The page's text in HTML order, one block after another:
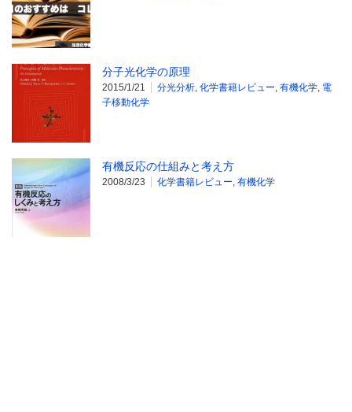
分子光化学の原理
2015/1/21 分光分析, 化学書籍レビュー, 有機化学, 電
子移動化学
有機反応の仕組みと考え方
2008/3/23 化学書籍レビュー, 有機化学